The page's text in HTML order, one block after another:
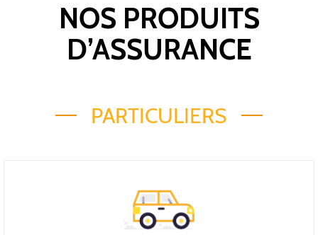
NOS PRODUITS
D’ASSURANCE
PARTICULIERS